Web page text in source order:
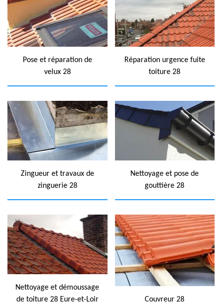
Pose et réparation de
velux 28
Réparation urgence fuite
toiture 28
Zingueur et travaux de
zinguerie 28
Nettoyage et pose de
gouttière 28
Nettoyage et démoussage
de toiture 28 Eure-et-Loir
Couvreur 28